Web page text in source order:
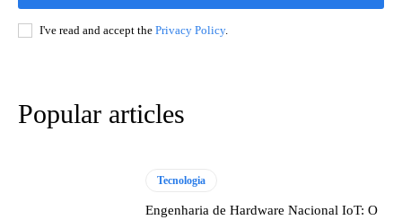
I've read and accept the Privacy Policy.
Popular articles
Tecnologia
Engenharia de Hardware Nacional IoT: O